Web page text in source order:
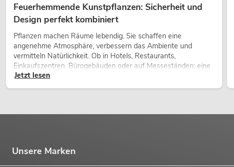
Feuerhemmende Kunstpflanzen: Sicherheit und
Design perfekt kombiniert
Pflanzen machen Räume lebendig. Sie schaffen eine
angenehme Atmosphäre, verbessern das Ambiente und
vermitteln Natürlichkeit. Ob in Hotels, Restaurants,
Einkaufszentren, Bürogebäuden oder auf Messeständen: eine
hochwertige Begrünung gehört heute längst zum modernen
Jetzt lesen
Unsere Marken